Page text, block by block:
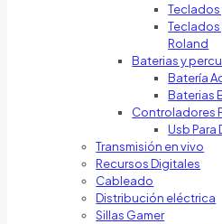
Roland
Baterias y
Batería
Baterias
Controladores
Usb Para
Transmisión en vivo
Recursos Digitales
Cableado
Distribución eléctrica
Sillas Gamer